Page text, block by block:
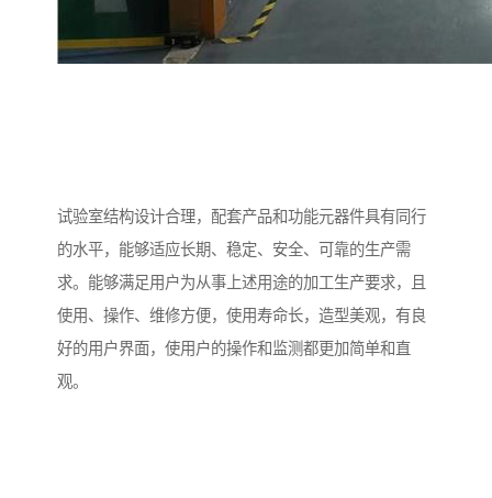
试验室结构设计合理，配套产品和功能元器件具有同行
的水平，能够适应长期、稳定、安全、可靠的生产需
求。能够满足用户为从事上述用途的加工生产要求，且
使用、操作、维修方便，使用寿命长，造型美观，有良
好的用户界面，使用户的操作和监测都更加简单和直
观。